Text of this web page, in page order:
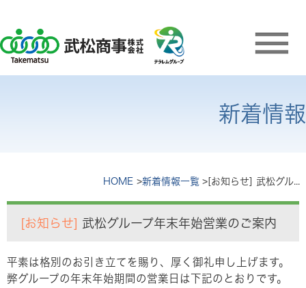
新着情報
HOME 新着情報一覧 [お知らせ] 武松グループ年末年始営業のご案内
[お知らせ] 武松グループ年末年始営業のご案内
平素は格別のお引き立てを賜り、厚く御礼申し上げます。
弊グループの年末年始期間の営業日は下記のとおりです。